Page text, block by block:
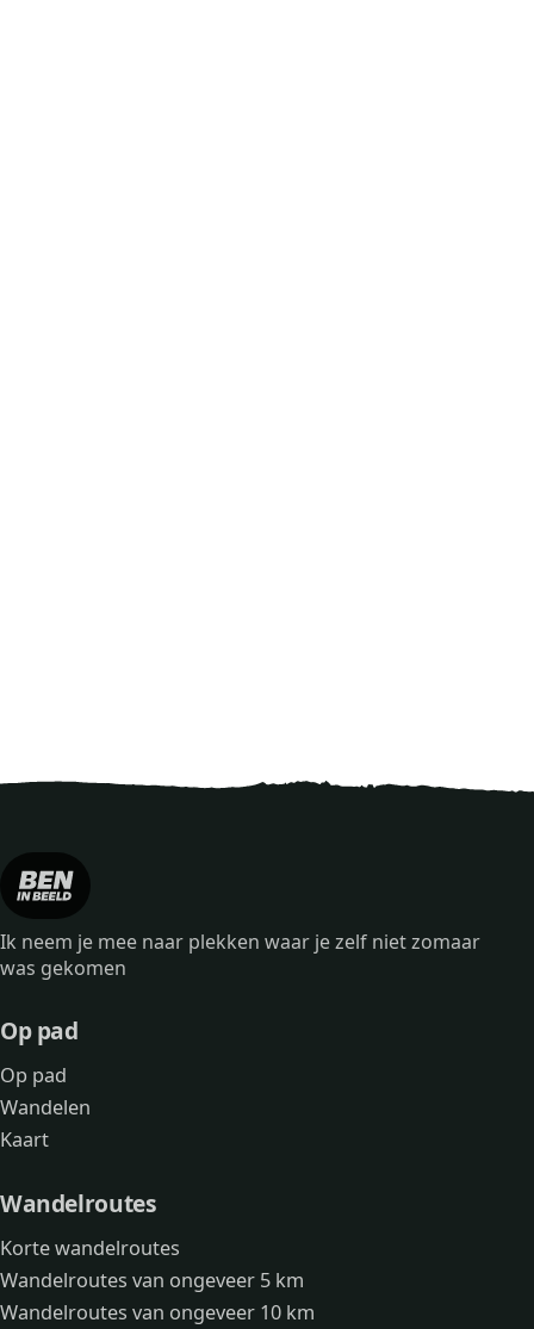
Ik neem je mee naar plekken waar je zelf niet zomaar
was gekomen
Op pad
Op pad
Wandelen
Kaart
Wandelroutes
Korte wandelroutes
Wandelroutes van ongeveer 5 km
Wandelroutes van ongeveer 10 km